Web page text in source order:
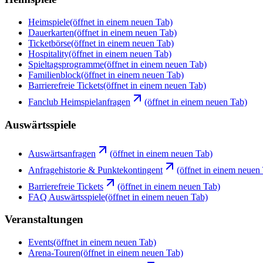
Heimspiele(öffnet in einem neuen Tab)
Dauerkarten(öffnet in einem neuen Tab)
Ticketbörse(öffnet in einem neuen Tab)
Hospitality(öffnet in einem neuen Tab)
Spieltagsprogramme(öffnet in einem neuen Tab)
Familienblock(öffnet in einem neuen Tab)
Barrierefreie Tickets(öffnet in einem neuen Tab)
Fanclub Heimspielanfragen
(öffnet in einem neuen Tab)
Auswärtsspiele
Auswärtsanfragen
(öffnet in einem neuen Tab)
Anfragehistorie & Punktekontingent
(öffnet in einem neuen
Barrierefreie Tickets
(öffnet in einem neuen Tab)
FAQ Auswärtsspiele(öffnet in einem neuen Tab)
Veranstaltungen
Events(öffnet in einem neuen Tab)
Arena-Touren(öffnet in einem neuen Tab)